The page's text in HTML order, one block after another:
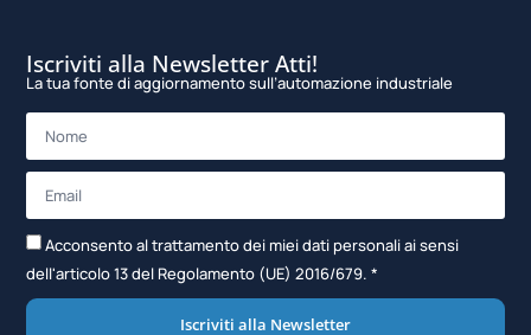
Iscriviti alla Newsletter Atti!
La tua fonte di aggiornamento sull’automazione industriale
Acconsento al trattamento dei miei dati personali ai sensi
dell'articolo 13 del Regolamento (UE) 2016/679. *
Iscriviti alla Newsletter